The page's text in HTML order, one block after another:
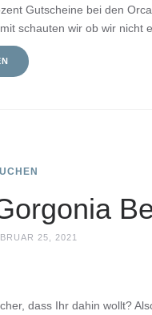
Gutscheine bei den
schauten wir ob wir nicht
25, 2021
dass Ihr dahin wollt?